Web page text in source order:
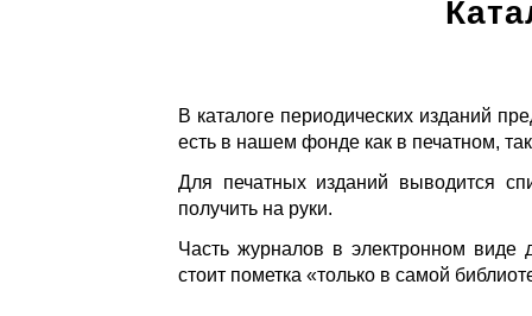
В каталоге периодических изданий
есть в нашем фонде как в печатном,
Для печатных изданий выводится
получить на руки.
Часть журналов в электронном виде
стоит пометка «только в самой